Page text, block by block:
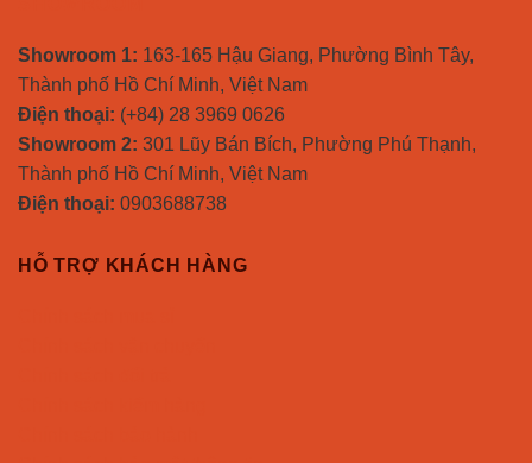
Showroom 1: 163-165 Hậu Giang, Phường Bình Tây,
Thành phố Hồ Chí Minh, Việt Nam
Điện thoại: (+84) 28 3969 0626
Showroom 2: 301 Lũy Bán Bích, Phường Phú Thạnh,
Thành phố Hồ Chí Minh, Việt Nam
Điện thoại: 0903688738
HỖ TRỢ KHÁCH HÀNG